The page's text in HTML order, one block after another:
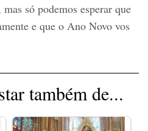
só podemos esperar que
e que o Ano Novo vos
também de...